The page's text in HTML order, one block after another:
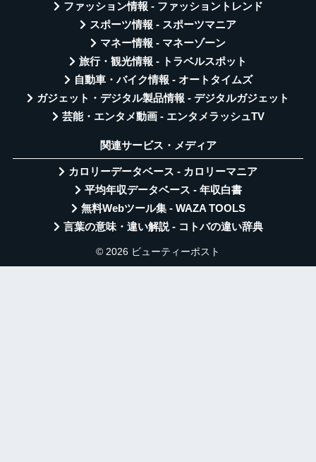
ファッション情報 - ファッショントレンド
スポーツ情報 - スポーツマニア
マネー情報 - マネーゾーン
旅行・観光情報 - トラベルスポット
自動車・バイク情報 - オートタイムズ
ガジェット・デジタル製品情報 - デジタルガジェット
芸能・エンタメ動画 - エンタメラッシュTV
関連サービス・メディア
カロリーデータベース - カロリーマニア
平均年収データベース - 年収白書
無料Webツール集 - WAZA TOOLS
言葉の意味・違い解説 - コトバの違い辞典
© 2026 ビューティーポスト